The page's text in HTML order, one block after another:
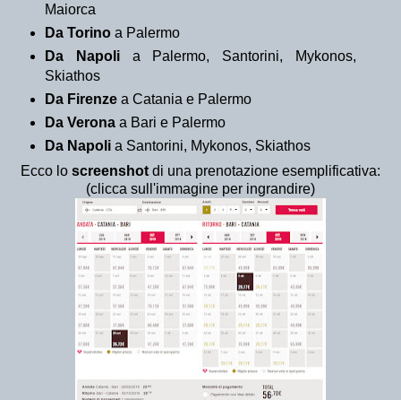
Maiorca
Da Torino a Palermo
Da Napolia Palermo, Santorini, Mykonos,
Skiathos
Da Firenze a Catania e Palermo
Da Veronaa Bari e Palermo
Da Napoli a Santorini, Mykonos, Skiathos
Ecco lo screenshot di una prenotazione esemplificativa:
(clicca sull'immagine per ingrandire)